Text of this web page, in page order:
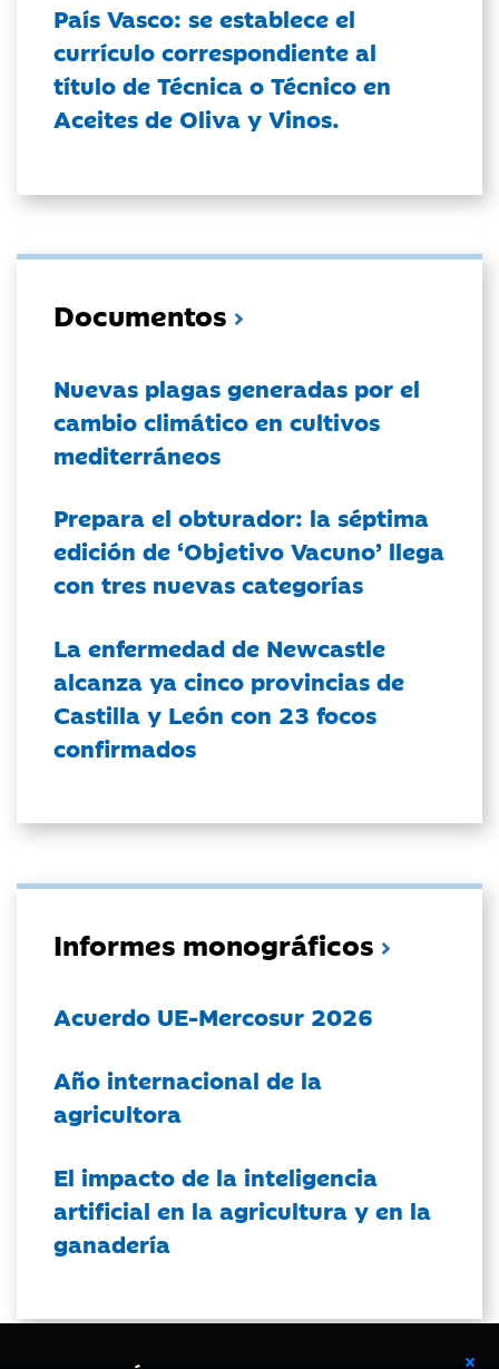
País Vasco: se establece el
currículo correspondiente al
título de Técnica o Técnico en
Aceites de Oliva y Vinos.
Documentos
Nuevas plagas generadas por el
cambio climático en cultivos
mediterráneos
Prepara el obturador: la séptima
edición de ‘Objetivo Vacuno’ llega
con tres nuevas categorías
La enfermedad de Newcastle
alcanza ya cinco provincias de
Castilla y León con 23 focos
confirmados
Informes monográficos
Acuerdo UE-Mercosur 2026
Año internacional de la
agricultora
El impacto de la inteligencia
artificial en la agricultura y en la
ganadería